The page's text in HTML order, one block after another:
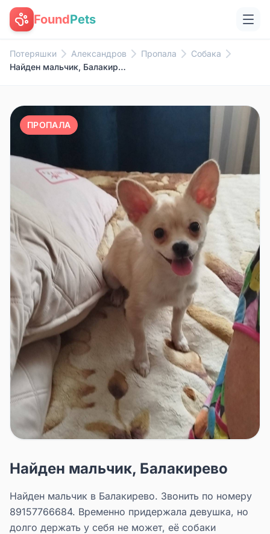
FoundPets
Потеряшки Александров Пропала
Собака
Найден мальчик, Балакирево
ПРОПАЛА
Найден мальчик, Балакирево
Найден мальчик в Балакирево. Звонить по номеру
89157766684. Временно придержала девушка, но
долго держать у себя не может, её собаки